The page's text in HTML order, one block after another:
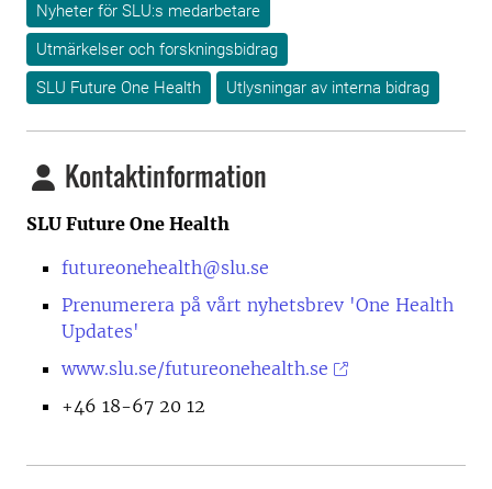
Nyheter för SLU:s medarbetare
Utmärkelser och forskningsbidrag
SLU Future One Health
Utlysningar av interna bidrag
Kontaktinformation
SLU Future One Health
futureonehealth@slu.se
Prenumerera på vårt nyhetsbrev 'One Health
Updates'
www.slu.se/futureonehealth.se
+46 18-67 20 12